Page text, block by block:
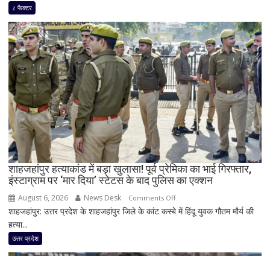
साल
18
करोड़
की
दान
चोरी
का
दावा,
राज
ठाकरे
ने
राम
का
z फैक्टर
शाहजहांपुर हत्याकांड में बड़ा खुलासा! पूर्व प्रेमिका का भाई गिरफ्तार,
इंस्टाग्राम पर ‘मार दिया’ स्टेटस के बाद पुलिस का एक्शन
August 6, 2026 News Desk Comments Offon
शाहजहांपुर
बड़ा
शाहजहांपुर: उत्तर प्रदेश के शाहजहांपुर जिले के कांट कस्बे में हिंदू युवक गौतम मौर्य की
हत्या...
उत्तर प्रदेश